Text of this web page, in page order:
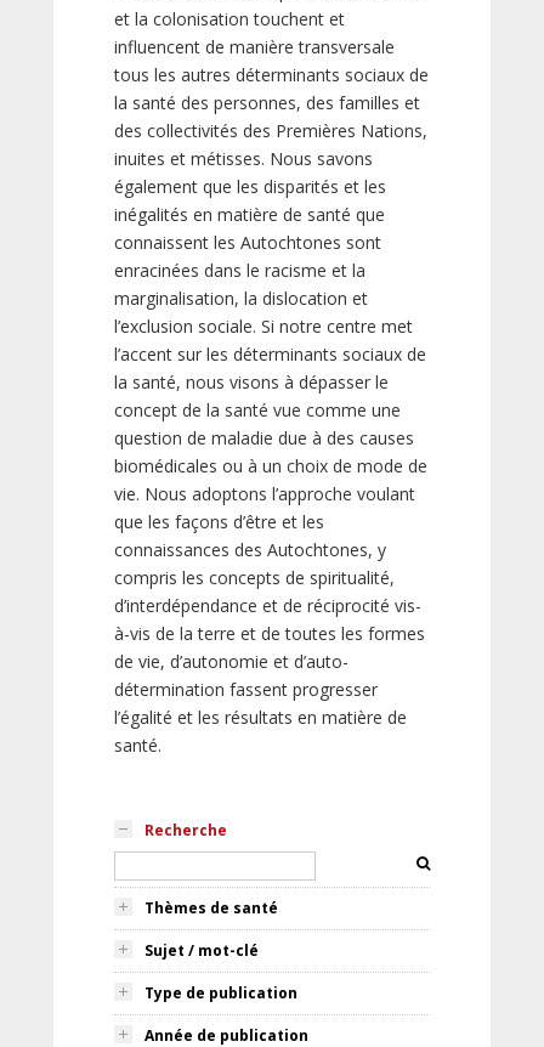
et la colonisation touchent et
influencent de manière transversale
tous les autres déterminants sociaux de
la santé des personnes, des familles et
des collectivités des Premières Nations,
inuites et métisses. Nous savons
également que les disparités et les
inégalités en matière de santé que
connaissent les Autochtones sont
enracinées dans le racisme et la
marginalisation, la dislocation et
l’exclusion sociale. Si notre centre met
l’accent sur les déterminants sociaux de
la santé, nous visons à dépasser le
concept de la santé vue comme une
question de maladie due à des causes
biomédicales ou à un choix de mode de
vie. Nous adoptons l’approche voulant
que les façons d’être et les
connaissances des Autochtones, y
compris les concepts de spiritualité,
d’interdépendance et de réciprocité vis-
à-vis de la terre et de toutes les formes
de vie, d’autonomie et d’auto-
détermination fassent progresser
l’égalité et les résultats en matière de
santé.
Recherche
Thèmes de santé
Sujet / mot-clé
Type de publication
Année de publication